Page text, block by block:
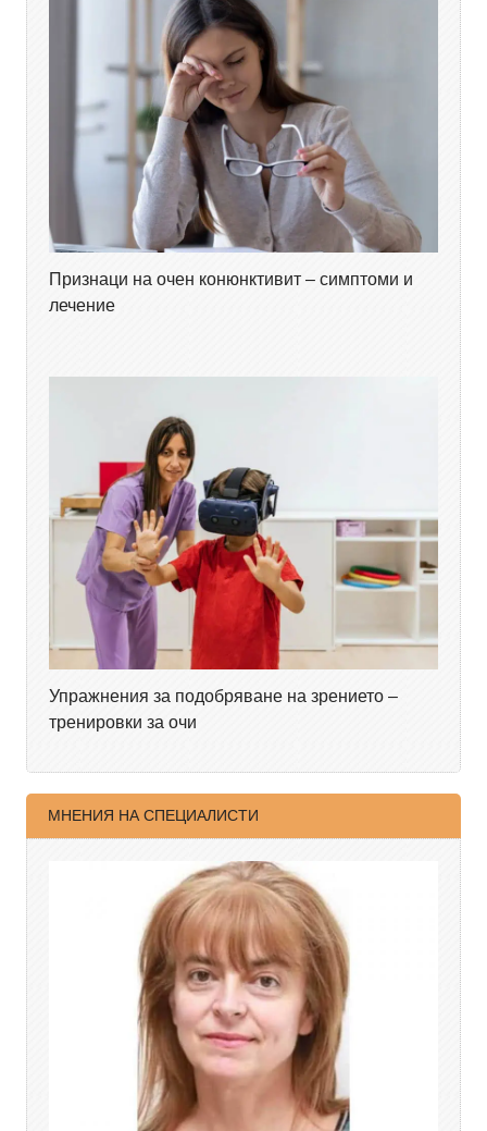
Признаци на очен конюнктивит – симптоми и
лечение
Упражнения за подобряване на зрението –
тренировки за очи
МНЕНИЯ НА СПЕЦИАЛИСТИ